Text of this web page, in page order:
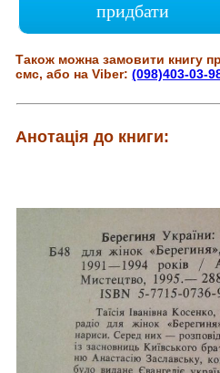
придбати
Також можна замовити книгу
смс, або на Viber:(098)403-03-
Анотація до книги: